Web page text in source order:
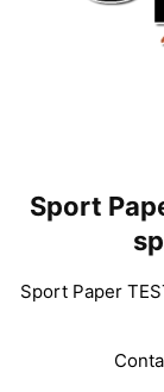
Sport
Sport Paper